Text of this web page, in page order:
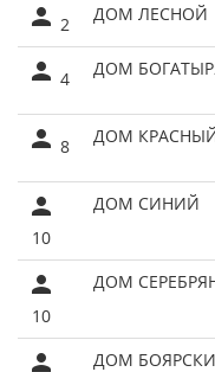
2 ДОМ ЛЕСНОЙ
4 ДОМ
8 ДОМ
10
ДОМ СИНИЙ
10
ДОМ
ДОМ